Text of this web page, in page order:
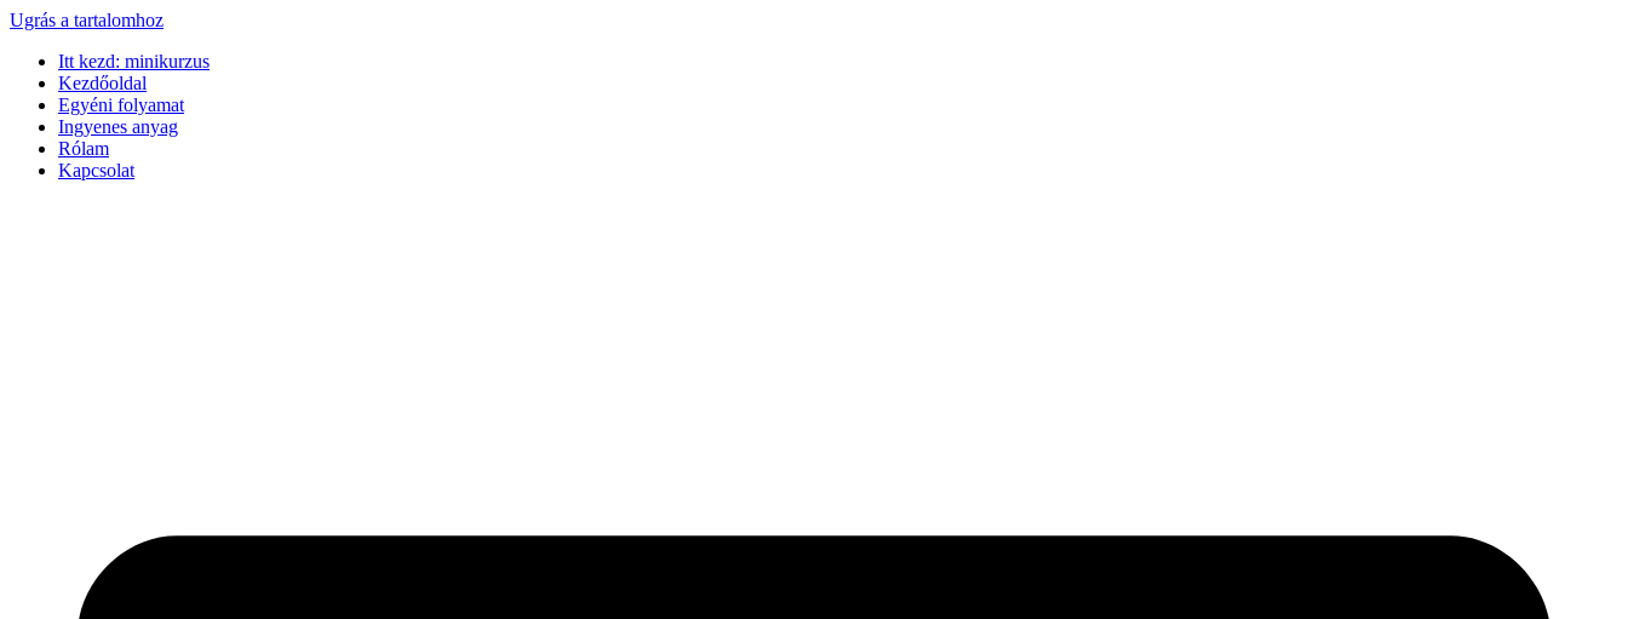
Ugrás a tartalomhoz
Itt kezd: minikurzus
Kezdőoldal
Egyéni folyamat
Ingyenes anyag
Rólam
Kapcsolat